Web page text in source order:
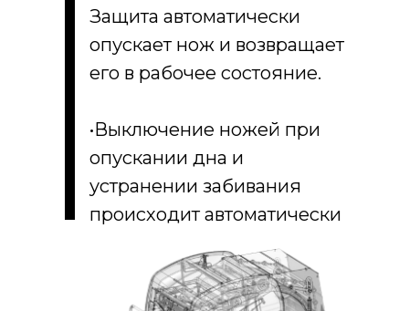
Защита автоматически
опускает нож и возвращает
его в рабочее состояние.
•Выключение ножей при
опускании дна и
устранении забивания
происходит автоматически